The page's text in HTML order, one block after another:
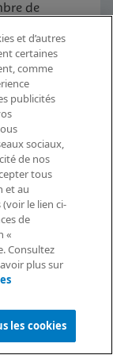
de
rapport de
élevée.
et d’autres
certaines
comme
publicités
sociaux,
de nos
tous
et au
le lien ci-
de
«
Consultez
plus sur
les cookies